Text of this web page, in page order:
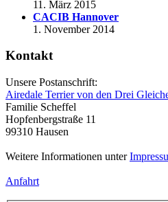
11. März 2015
CACIB Hannover
1. November 2014
Kontakt
Unsere Postanschrift:
Airedale Terrier von den Drei
Familie Scheffel
Hopfenbergstraße 11
99310 Hausen
Weitere Informationen unter
Anfahrt